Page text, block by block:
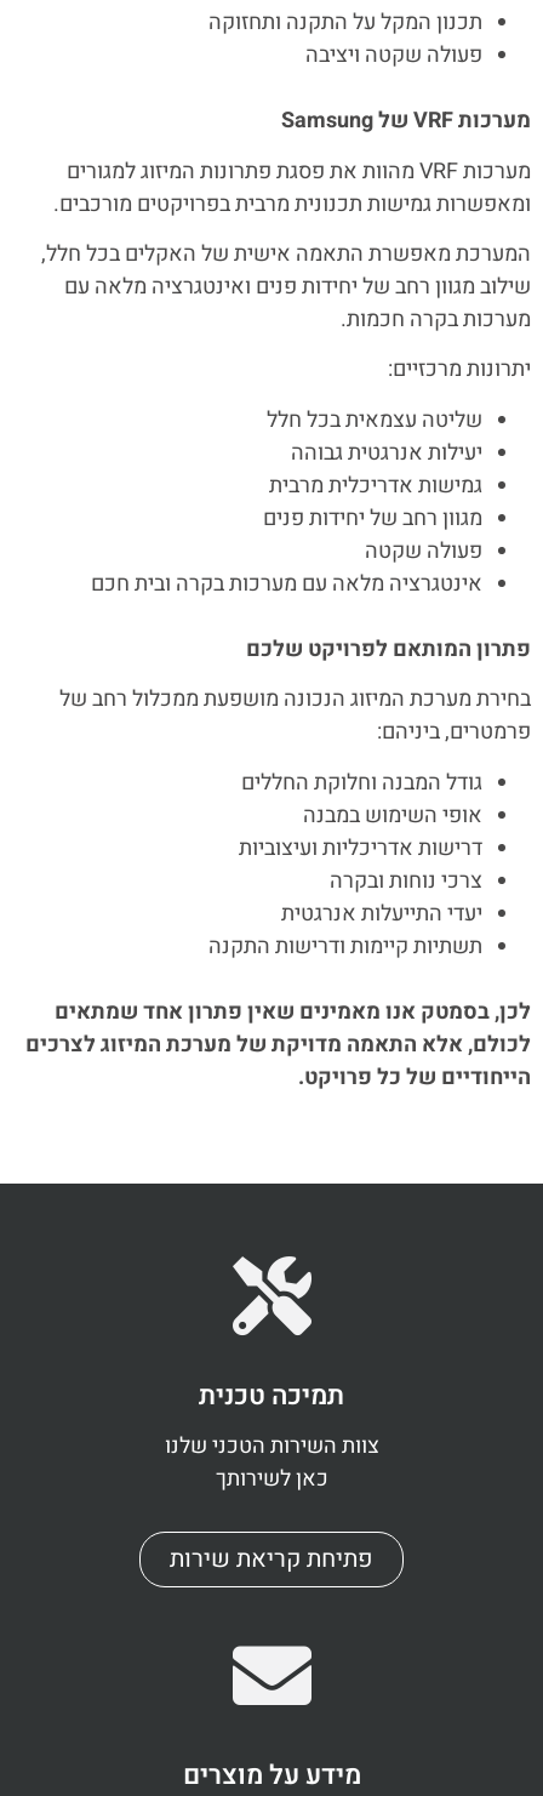
תכנון המקל על התקנה ותחזוקה
פעולה שקטה ויציבה
מערכות
של
מערכות VRF מהוות את פסגת פתרונות המיזוג למגורים
ומאפשרות גמישות תכנונית מרבית בפרויקטים מורכבים.
המערכת מאפשרת התאמה אישית של האקלים בכל חלל,
שילוב מגוון רחב של יחידות פנים ואינטגרציה מלאה עם
מערכות בקרה חכמות.
יתרונות מרכזיים:
שליטה עצמאית בכל חלל
יעילות אנרגטית גבוהה
גמישות אדריכלית מרבית
מגוון רחב של יחידות פנים
פעולה שקטה
אינטגרציה מלאה עם מערכות בקרה ובית חכם
פתרון המותאם לפרויקט שלכם
בחירת מערכת המיזוג הנכונה מושפעת ממכלול רחב של
פרמטרים, ביניהם:
גודל המבנה וחלוקת החללים
אופי השימוש במבנה
דרישות אדריכליות ועיצוביות
צרכי נוחות ובקרה
יעדי התייעלות אנרגטית
תשתיות קיימות ודרישות התקנה
לכן, בסמטק אנו מאמינים שאין פתרון אחד שמתאים
לכולם, אלא התאמה מדויקת של מערכת המיזוג לצרכים
הייחודיים של כל פרויקט.
תמיכה טכנית
צוות השירות הטכני שלנו
כאן לשירותך
פתיחת קריאת שירות
מידע על מוצרים